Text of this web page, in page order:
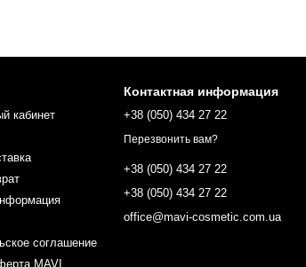
кабинет
соглашение
MAVI
Контактная информация
+38 (050) 434 27 22
Перезвонить вам?
+38 (050) 434 27 22
+38 (050) 434 27 22
office@mavi-cosmetic.com.ua